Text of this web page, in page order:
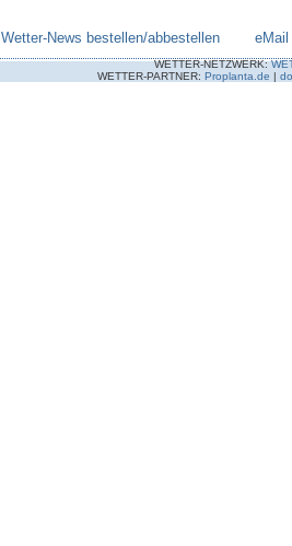
Wetter-News bestellen/abbestellen eMail
WETTER-NETZWERK:
WETTER-PARTNER: Proplanta.de |